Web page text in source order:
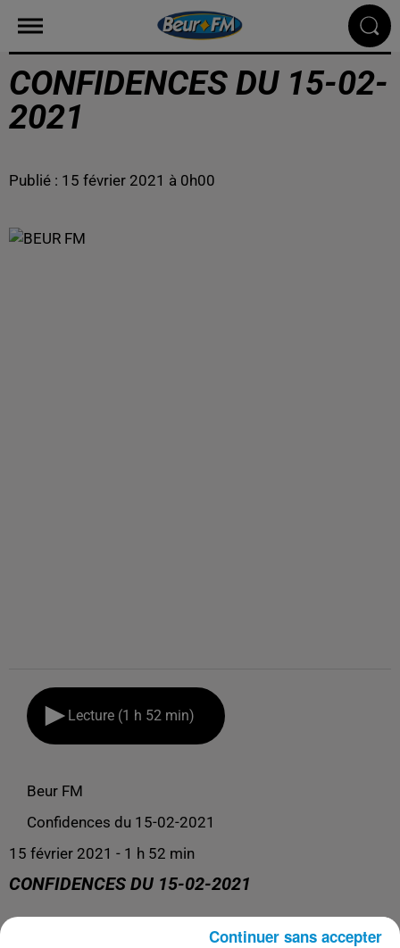
CONFIDENCES DU 15-02-
2021
Publié : 15 février 2021 à 0h00
Lecture (1 h 52 min)
Beur FM
Confidences du 15-02-2021
15 février 2021 - 1 h 52 min
CONFIDENCES DU 15-02-2021
Continuer sans accepter